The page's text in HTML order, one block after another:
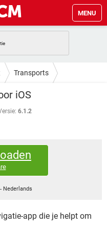
MENU
WINDOWS 10
CORONAVIRUS
SNAPCHAT
GAMES
GAMES
CORONAVIRUS
SNAPCHAT
WINDOWS 10
CORONAVIRUS
SNAPCHAT
GAMES
SNAPCHAT
Transports
iOS
6.1.2
- Nederlands
app die je helpt om